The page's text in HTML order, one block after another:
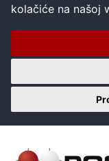
kolačiće na našoj